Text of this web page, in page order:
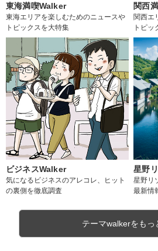
東海満喫Walker
東海エリアを楽しむためのニュースや
トピックスを大特集
関西
関西エ
トピッ
ビジネスWalker
気になるビジネスのアレコレ、ヒット
の裏側を徹底調査
星野
星野リ
最新情
テーマwalkerをもっ